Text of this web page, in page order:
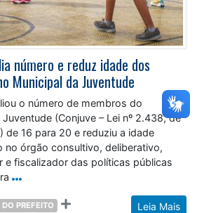
número e reduz idade dos
Municipal da Juventude
o número de membros do
(Conjuve – Lei nº 2.438, de
de 16 para 20 e reduziu a idade
no órgão consultivo, deliberativo,
e fiscalizador das políticas públicas
Leia Mais
PREFEITO